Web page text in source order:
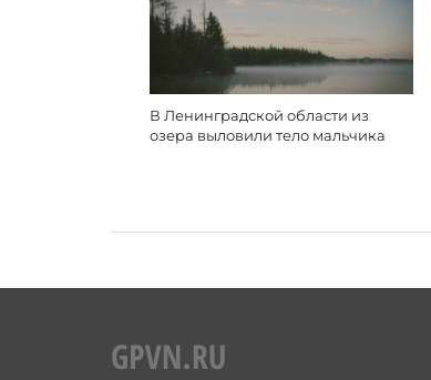
В Ленинградской области из
озера выловили тело мальчика